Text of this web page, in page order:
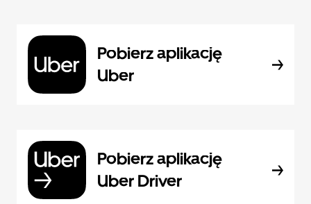
Pobierz aplikację
Uber
Pobierz aplikację
Uber Driver